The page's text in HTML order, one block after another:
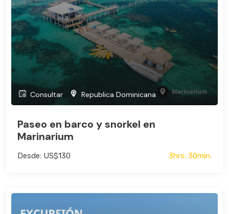
Consultar Republica Dominicana
Paseo en barco y snorkel en
Marinarium
Desde: US$130 3hrs. 30min.